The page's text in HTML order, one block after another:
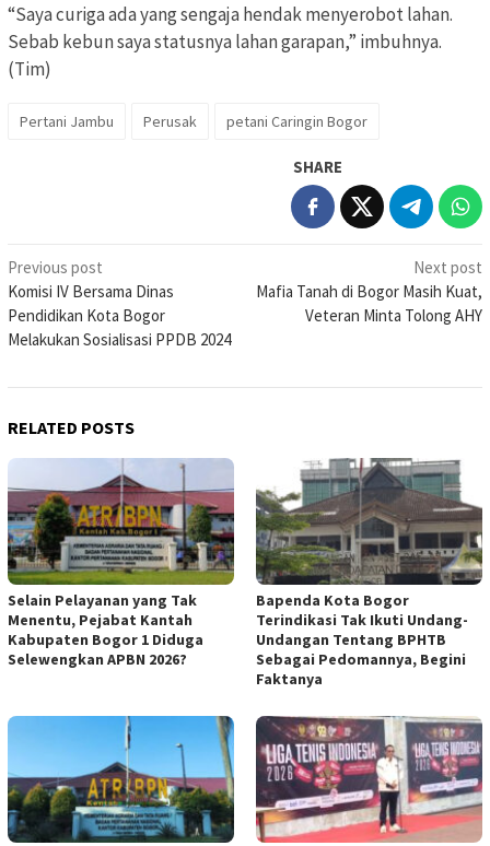
“Saya curiga ada yang sengaja hendak menyerobot lahan.
Sebab kebun saya statusnya lahan garapan,” imbuhnya.
(Tim)
Pertani Jambu Perusak petani Caringin Bogor
SHARE
Post
navigation
Previous post
Komisi IV Bersama Dinas
Pendidikan Kota Bogor
Melakukan Sosialisasi PPDB 2024
Next post
Mafia Tanah di Bogor Masih Kuat,
Veteran Minta Tolong AHY
RELATED POSTS
Selain Pelayanan yang Tak
Menentu, Pejabat Kantah
Kabupaten Bogor 1 Diduga
Selewengkan APBN 2026?
Bapenda Kota Bogor
Terindikasi Tak Ikuti Undang-
Undangan Tentang BPHTB
Sebagai Pedomannya, Begini
Faktanya